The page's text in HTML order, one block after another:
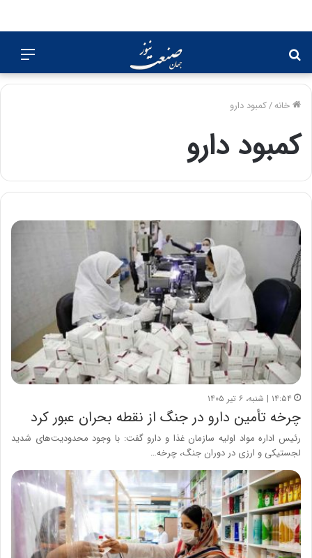
برای
خانه/کمبود دارو
کمبود دارو
۱۴:۵۴ | شنبه، ۶ تیر ۱۴۰۵
چرخه تأمین دارو در جنگ از نقطه بحران عبور کرد
رئیس اداره مواد اولیه سازمان غذا و دارو گفت: با وجود محدودیت‌های شدید
لجستیکی و ارزی در دوران جنگ، چرخه…